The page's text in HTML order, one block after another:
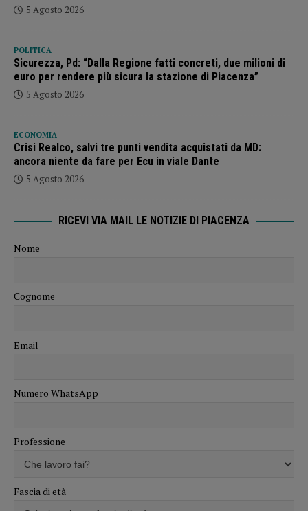
5 Agosto 2026
POLITICA
Sicurezza, Pd: “Dalla Regione fatti concreti, due milioni di
euro per rendere più sicura la stazione di Piacenza”
5 Agosto 2026
ECONOMIA
Crisi Realco, salvi tre punti vendita acquistati da MD:
ancora niente da fare per Ecu in viale Dante
5 Agosto 2026
RICEVI VIA MAIL LE NOTIZIE DI PIACENZA
Nome
Cognome
Email
Numero WhatsApp
Professione
Fascia di età